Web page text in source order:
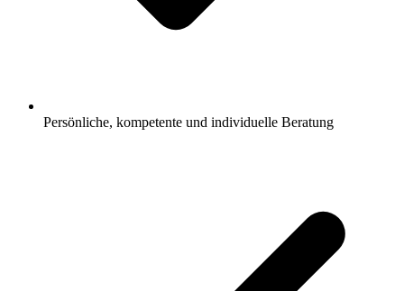
Persönliche, kompetente und individuelle Beratung